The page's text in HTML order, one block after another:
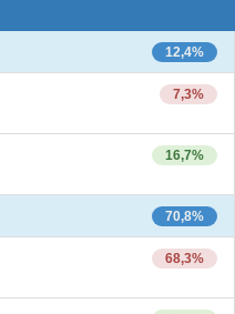
12,4%
7,3%
16,7%
70,8%
68,3%